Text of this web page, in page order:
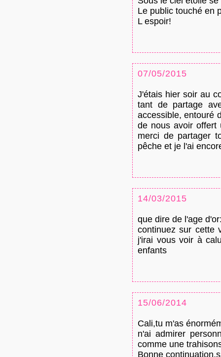
Le public touché en
L espoir!
07/05/2015
J'étais hier soir au
tant de partage
accessible, entouré
de nous avoir offert
merci de partager
pêche et je l'ai
14/03/2015
que dire de l'age
continuez sur cette
j'irai vous voir à
enfants
15/06/2014
Cali,tu m'as
n'ai admirer
comme une
Bonne